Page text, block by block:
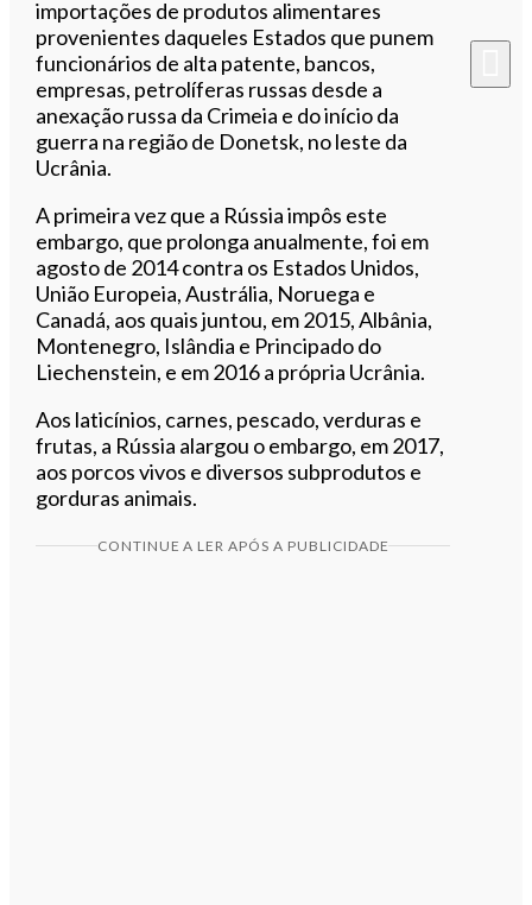
importações de produtos alimentares
provenientes daqueles Estados que punem
funcionários de alta patente, bancos,
empresas, petrolíferas russas desde a
anexação russa da Crimeia e do início da
guerra na região de Donetsk, no leste da
Ucrânia.
A primeira vez que a Rússia impôs este
embargo, que prolonga anualmente, foi em
agosto de 2014 contra os Estados Unidos,
União Europeia, Austrália, Noruega e
Canadá, aos quais juntou, em 2015, Albânia,
Montenegro, Islândia e Principado do
Liechenstein, e em 2016 a própria Ucrânia.
Aos laticínios, carnes, pescado, verduras e
frutas, a Rússia alargou o embargo, em 2017,
aos porcos vivos e diversos subprodutos e
gorduras animais.
CONTINUE A LER APÓS A PUBLICIDADE